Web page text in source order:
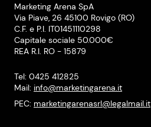
Marketing Arena SpA
Via Piave, 26 45100 Rovigo (RO)
C.F. e P.I. IT01451110298
Capitale sociale 50.000€
REA R.I. RO - 15879
Tel: 0425 412825
Mail: info@marketingarena.it
PEC: marketingarenasrl@legalmail.it